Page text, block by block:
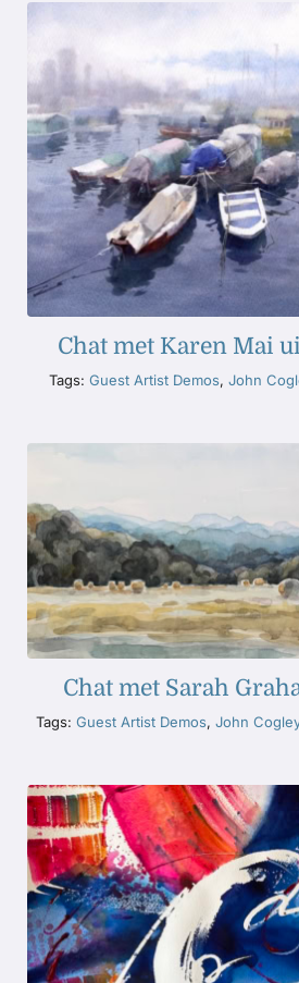
Chat met Karen Mai
Tags: Guest Artist Demos, John
Chat met Sarah
Tags: Guest Artist Demos, John Cogley